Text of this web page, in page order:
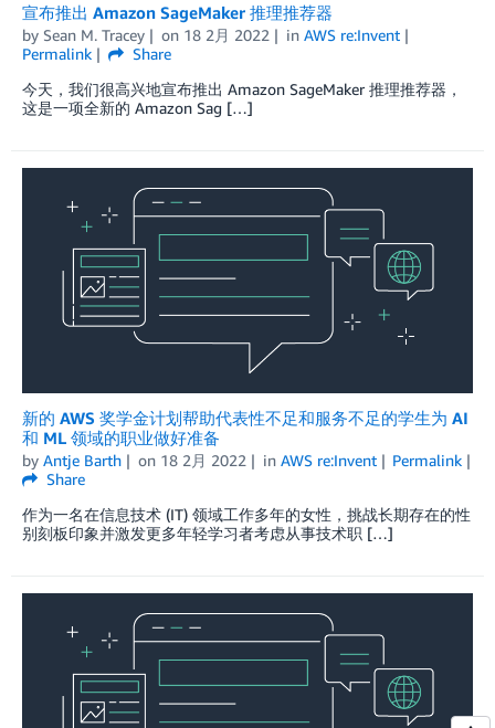
宣布推出 Amazon SageMaker 推理推荐器
by Sean M. Tracey on 18 2月 2022 in AWS re:Invent
Permalink
Share
今天，我们很高兴地宣布推出 Amazon SageMaker 推理推荐器，
这是一项全新的 Amazon Sag […]
新的 AWS 奖学金计划帮助代表性不足和服务不足的学生为 AI
和 ML 领域的职业做好准备
by Antje Barth on 18 2月 2022 in AWS re:Invent
Permalink
Share
作为一名在信息技术 (IT) 领域工作多年的女性，挑战长期存在的性
别刻板印象并激发更多年轻学习者考虑从事技术职 […]